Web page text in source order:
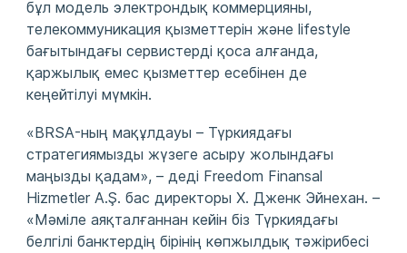
бұл модель электрондық коммерцияны,
телекоммуникация қызметтерін және lifestyle
бағытындағы сервистерді қоса алғанда,
қаржылық емес қызметтер есебінен де
кеңейтілуі мүмкін.
«BRSA-ның мақұлдауы – Түркиядағы
стратегиямызды жүзеге асыру жолындағы
маңызды қадам», – деді Freedom Finansal
Hizmetler A.Ş. бас директоры Х. Дженк Эйнехан. –
«Мәміле аяқталғаннан кейін біз Түркиядағы
белгілі банктердің бірінің көпжылдық тәжірибесі